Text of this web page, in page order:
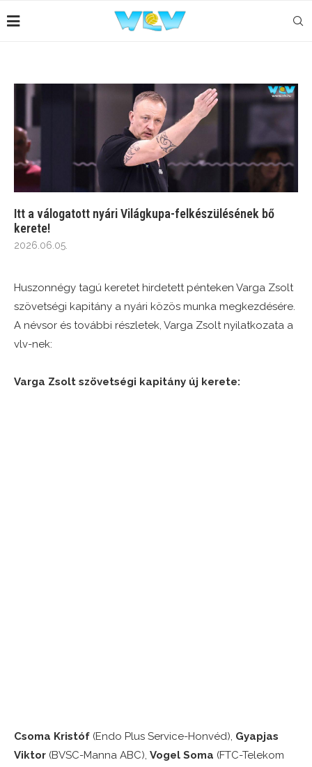
Itt a válogatott nyári Világkupa-felkészülésének bő
kerete!
2026.06.05.
Huszonnégy tagú keretet hirdetett pénteken Varga Zsolt
szövetségi kapitány a nyári közös munka megkezdésére.
A névsor és további részletek, Varga Zsolt nyilatkozata a
vlv-nek:
Varga Zsolt szövetségi kapitány új kerete:
Csoma Kristóf (Endo Plus Service-Honvéd), Gyapjas
Viktor (BVSC-Manna ABC), Vogel Soma (FTC-Telekom